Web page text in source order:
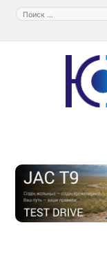
Перейти
содержимому
Поиск: